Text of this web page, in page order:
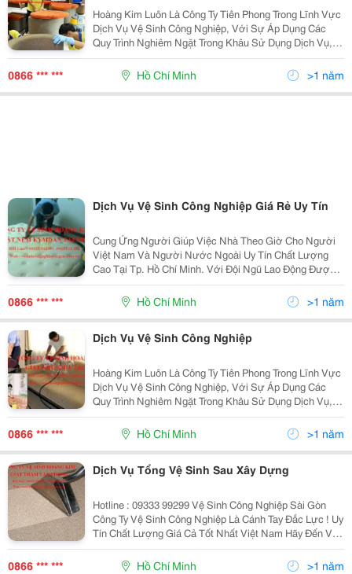
Hoàng Kim Luôn Là Công Ty Tiên Phong Trong Lĩnh Vực
Dịch Vụ Vệ Sinh Công Nghiệp, Với Sự Áp Dụng Các
Quy Trình Nghiêm Ngặt Trong Khâu Sử Dụng Dịch Vụ,
Áp Dụng Các Kỹ Thuật Tiên Tiến Nhất Luôn Được Đội
Ngũ Dịch Vụ Vệ Sinh Công Nghiệp Áp Dụng Thực Hiện
0866 *** *** Hồ Chí Minh >1 năm
Dịch Vụ Vệ Sinh Công Nghiệp Giá Rẻ Uy Tín
Cung Ứng Người Giúp Việc Nhà Theo Giờ Cho Người
Việt Nam Và Người Nước Ngoài Uy Tín Chất Lượng
Cao Tại Tp. Hồ Chí Minh. Với Đội Ngũ Lao Động Được
Chọn Lựa Và Đào Tạo Trình Độ Chuyên Môn Kỹ Lưỡng,
Thông Thạo Các Kỹ Năng Cơ Bản Về Giúp Việc Nhà
Như: Sử
0866 *** *** Hồ Chí Minh >1 năm
Dịch Vụ Vệ Sinh Công Nghiệp
Hoàng Kim Luôn Là Công Ty Tiên Phong Trong Lĩnh Vực
Dịch Vụ Vệ Sinh Công Nghiệp, Với Sự Áp Dụng Các
Quy Trình Nghiêm Ngặt Trong Khâu Sử Dụng Dịch Vụ,
Áp Dụng Các Kỹ Thuật Tiên Tiến Nhất Luôn Được Đội
Ngũ Dịch Vụ Vệ Sinh Công Nghiệp Áp Dụng Thực Hiện
0866 *** *** Hồ Chí Minh >1 năm
Dịch Vụ Tổng Vệ Sinh Sau Xây Dựng
Hotline : 09333 99299 Vệ Sinh Công Nghiệp Sài Gòn
Công Ty Vệ Sinh Công Nghiệp Là Cánh Tay Đắc Lực ! Uy
Tín Chất Lượng Giá Cả Tốt Nhất Việt Nam Hãy Đến Với
Công Ty Vệ Sinh Công Nghiệp Sài Gòn Để Được Trải
Nghiệm Dịch Vụ Vệ Sinh Công Nghiệp Tạ
0866 *** *** Hồ Chí Minh >1 năm